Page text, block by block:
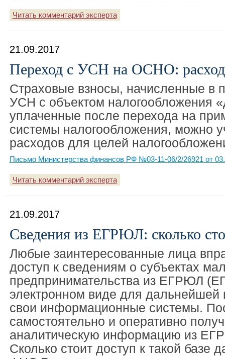
Читать комментарий эксперта
21.09.2017
Переход с УСН на ОСНО:
Страховые взносы, начисленные в
УСН с объектом налогообложения
уплаченные после перехода на
системы налогообложения, можно
расходов для целей
Письмо Министерства финансов РФ №03-11-06/2/26921 от
Читать комментарий эксперта
21.09.2017
Сведения из ЕГРЮЛ: сколько
Любые заинтересованные лица
доступ к сведениям о субъектах
предпринимательства из ЕГРЮЛ
электронном виде для дальнейшей
свои информационные системы.
самостоятельно и оперативно
аналитическую информацию из
Сколько стоит доступ к такой базе